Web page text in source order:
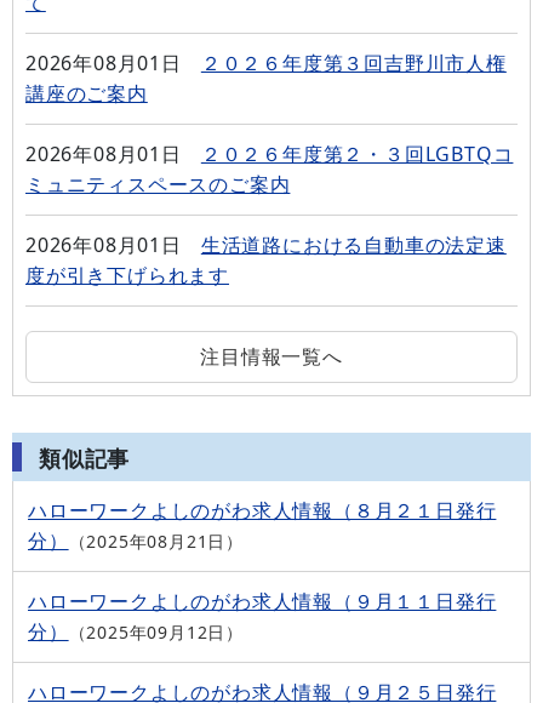
2026年08月01日
２０２６年度第３回吉野川市人権
講座のご案内
2026年08月01日
２０２６年度第２・３回LGBTQコ
ミュニティスペースのご案内
2026年08月01日
生活道路における自動車の法定速
度が引き下げられます
注目情報一覧へ
類似記事
ハローワークよしのがわ求人情報（８月２１日発行
分）
2025年08月21日
ハローワークよしのがわ求人情報（９月１１日発行
分）
2025年09月12日
ハローワークよしのがわ求人情報（９月２５日発行